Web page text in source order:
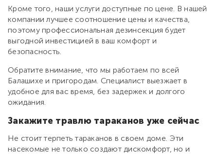
Кроме того, наши услуги доступные по цене. В нашей
компании лучшее соотношение цены и качества,
поэтому профессиональная дезинсекция будет
выгодной инвестицией в ваш комфорт и
безопасность.
Обратите внимание, что мы работаем по всей
Балашихе и пригородам. Специалист выезжает в
удобное для вас время, без задержек и долгого
ожидания.
Закажите травлю тараканов уже сейчас
Не стоит терпеть тараканов в своем доме. Эти
насекомые не только создают дискомфорт, но и